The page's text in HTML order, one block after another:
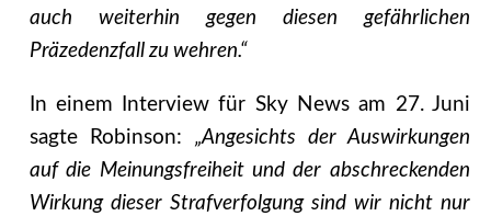
auch weiterhin gegen diesen gefährlichen
Präzedenzfall zu wehren.“
In einem Interview für Sky News am 27. Juni
sagte Robinson:„Angesichts der Auswirkungen
auf die Meinungsfreiheit und der abschreckenden
Wirkung dieser Strafverfolgung sind wir nicht nur